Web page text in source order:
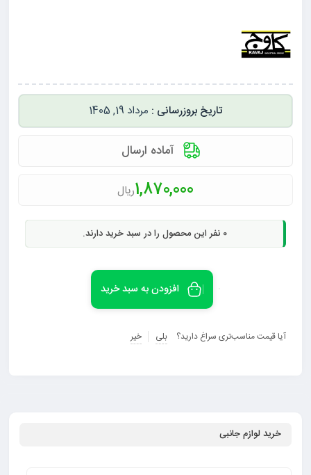
مرداد 19, 1405
آماده ارسال
1,870,000ریال
0 نفر این محصول را در سبد خرید دارند.
افزودن به سبد خرید
آیا قیمت مناسب‌تری سراغ دارید؟ بلی خیر
خرید لوازم جانبی